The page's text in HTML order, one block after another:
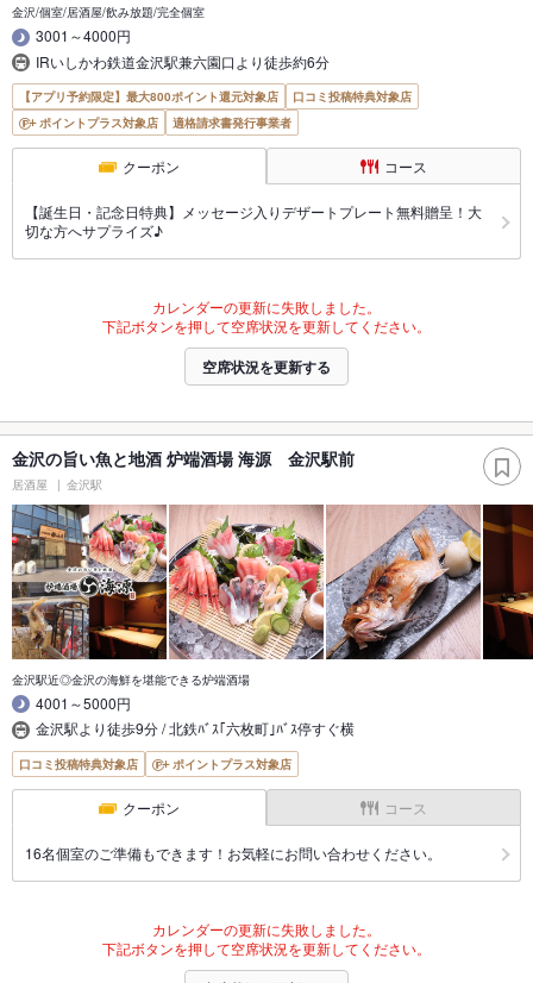
金沢/個室/居酒屋/飲み放題/完全個室
3001～4000円
IRいしかわ鉄道金沢駅兼六園口より徒歩約6分
【アプリ予約限定】最大800ポイント還元対象店
口コミ投稿特典対象店
ポイントプラス対象店
適格請求書発行事業者
クーポン コース
【誕生日・記念日特典】メッセージ入りデザートプレート無料贈呈！大
切な方へサプライズ♪
カレンダーの更新に失敗しました。
下記ボタンを押して空席状況を更新してください。
空席状況を更新する
金沢の旨い魚と地酒 炉端酒場 海源 金沢駅前
居酒屋 金沢駅
金沢駅近◎金沢の海鮮を堪能できる炉端酒場
4001～5000円
金沢駅より徒歩9分 / 北鉄ﾊﾞｽ｢六枚町｣ﾊﾞｽ停すぐ横
口コミ投稿特典対象店 ポイントプラス対象店
クーポン コース
16名個室のご準備もできます！お気軽にお問い合わせください。
カレンダーの更新に失敗しました。
下記ボタンを押して空席状況を更新してください。